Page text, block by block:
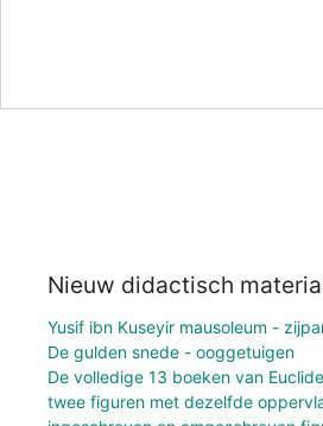
Nieuw didactisch
Yusif ibn Kuseyir mausoleum -
De gulden snede - ooggetuigen
De volledige 13 boeken van
twee figuren met dezelfde